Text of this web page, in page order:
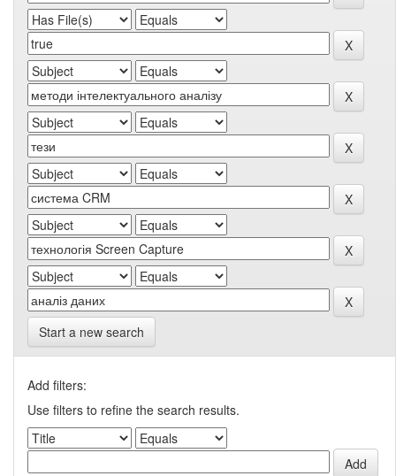
Start a new search
Add filters:
Use filters to refine the search results.